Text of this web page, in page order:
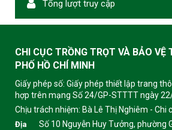
Tổng lượt truy cập
CHI CỤC TRỒNG TRỌT VÀ BẢO VỆ
PHỐ HỒ CHÍ MINH
Giấy phép số: Giấy phép thiết lập trang
hợp trên mạng Số 24/GP-STTTT ngày
Chịu trách nhiệm: Bà Lê Thị Nghiêm - Chi
Địa
Số 10 Nguyễn Huy Tưởng, phường